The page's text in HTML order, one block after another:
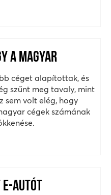
A MAGYAR
céget alapítottak, és
szűnt meg tavaly, mint
sem volt elég, hogy
cégek számának
E-AUTÓT